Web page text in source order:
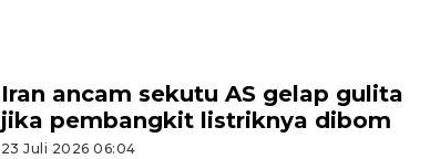
Iran ancam sekutu AS gelap gulita
jika pembangkit listriknya dibom
23 Juli 2026 06:04